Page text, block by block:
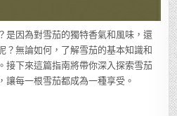
是因為對雪茄的獨特香氣和風味，還
？無論如何，了解雪茄的基本知識和
接下來這篇指南將帶你深入探索雪茄
讓每一根雪茄都成為一種享受。